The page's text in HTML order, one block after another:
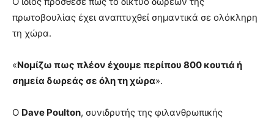
πρωτοβουλίας έχει αναπτυχθεί σημαντικά σε ολόκληρη
τη χώρα.
«Νομίζω πως πλέον έχουμε περίπου 800 κουτιά ή
σημεία δωρεάς σε όλη τη χώρα».
Ο Dave Poulton, συνιδρυτής της φιλανθρωπικής